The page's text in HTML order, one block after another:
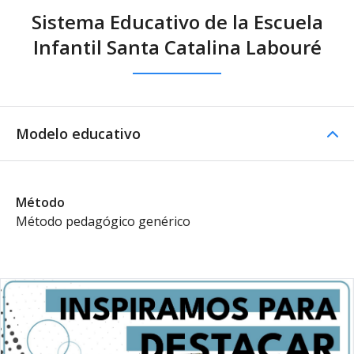
Sistema Educativo de la Escuela
Infantil Santa Catalina Labouré
Modelo educativo
Método
Método pedagógico genérico